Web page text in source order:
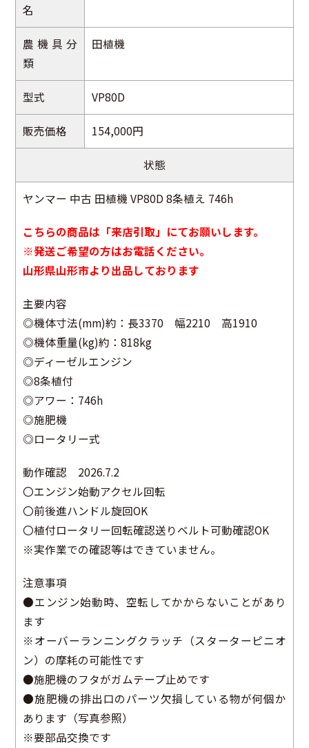
名
農機具分
類
田植機
型式 VP80D
販売価格 154,000円
状態
ヤンマー 中古 田植機 VP80D 8条植え 746h
こちらの商品は「来店引取」にてお願いします。
※発送ご希望の方はお電話ください。
山形県山形市より出品しております
主要内容
◎機体寸法(mm)約：長3370 幅2210 高1910
◎機体重量(kg)約：818kg
◎ディーゼルエンジン
◎8条植付
◎アワー：746h
◎施肥機
◎ロータリー式
動作確認 2026.7.2
〇エンジン始動アクセル回転
〇前後進ハンドル旋回OK
〇植付ロータリー回転確認送りベルト可動確認OK
※実作業での確認等はできていません。
注意事項
●エンジン始動時、空転してかからないことがあり
ます
※オーバーランニングクラッチ（スターターピニオ
ン）の摩耗の可能性です
●施肥機のフタがガムテープ止めです
●施肥機の排出口のパーツ欠損している物が何個か
あります（写真参照）
※要部品交換です